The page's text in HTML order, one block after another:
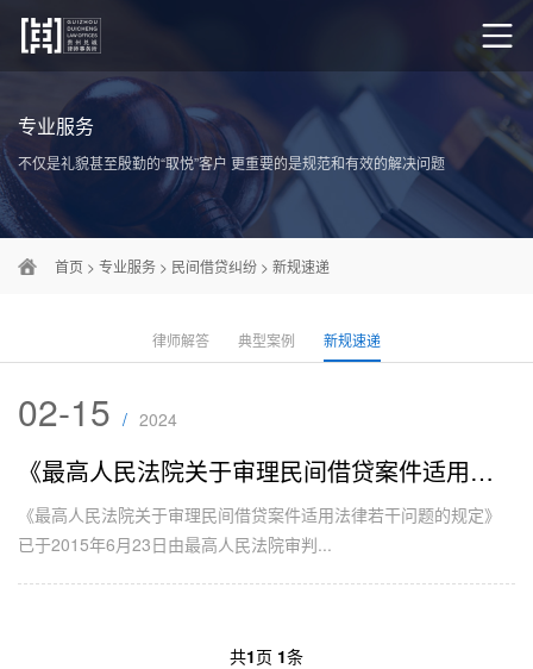
专业服务
不仅是礼貌甚至殷勤的“取悦”客户 更重要的是规范和有效的解决问题
首页 > 专业服务 > 民间借贷纠纷 > 新规速递
律师解答 典型案例 新规速递
02-15 / 2024
《最高人民法院关于审理民间借贷案件适用法律若干问题的规定》（第二次修正）
《最高人民法院关于审理民间借贷案件适用法律若干问题的规定》
已于2015年6月23日由最高人民法院审判...
共1页 1条